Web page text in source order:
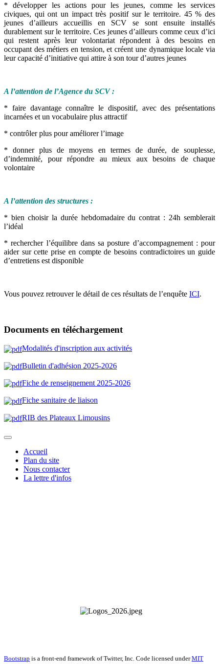
* développer les actions pour les jeunes, comme les services
civiques, qui ont un impact très positif sur le territoire. 45 % des
jeunes d’ailleurs accueillis en SCV se sont ensuite installés
durablement sur le territoire. Ces jeunes d’ailleurs comme ceux d’ici
qui restent après leur volontariat répondent à des besoins en
occupant des métiers en tension, et créent une dynamique locale via
leur capacité d’initiative qui attire à son tour d’autres jeunes
A l’attention de l’Agence du SCV :
* faire davantage connaître le dispositif, avec des présentations
incarnées et un vocabulaire plus attractif
* contrôler plus pour améliorer l’image
* donner plus de moyens en termes de durée, de souplesse,
d’indemnité, pour répondre au mieux aux besoins de chaque
volontaire
A l’attention des structures :
* bien choisir la durée hebdomadaire du contrat : 24h semblerait
l’idéal
* rechercher l’équilibre dans sa posture d’accompagnement : pour
aider sur cette prise en compte de besoins contradictoires un guide
d’entretiens est disponible
Vous pouvez retrouver le détail de ces résultats de l’enquête ICI.
Documents en téléchargement
Modalités d'inscription aux activités
Bulletin d'adhésion 2025-2026
Fiche de renseignement 2025-2026
Fiche sanitaire de liaison
RIB des Plateaux Limousins
Accueil
Plan du site
Nous contacter
La lettre d'infos
Bootstrap is a front-end framework of Twitter, Inc. Code licensed underMIT